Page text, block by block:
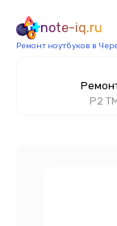
note-iq.ru
Ремонт ноутбуков в
P2